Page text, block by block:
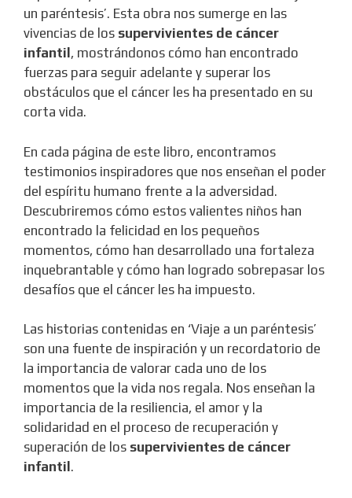
un paréntesis’. Esta obra nos sumerge en las
vivencias de los supervivientes de cáncer
infantil , mostrándonos cómo han encontrado
fuerzas para seguir adelante y superar los
obstáculos que el cáncer les ha presentado en su
corta vida.
En cada página de este libro, encontramos
testimonios inspiradores que nos enseñan el poder
del espíritu humano frente a la adversidad.
Descubriremos cómo estos valientes niños han
encontrado la felicidad en los pequeños
momentos, cómo han desarrollado una fortaleza
inquebrantable y cómo han logrado sobrepasar los
desafíos que el cáncer les ha impuesto.
Las historias contenidas en ‘Viaje a un paréntesis’
son una fuente de inspiración y un recordatorio de
la importancia de valorar cada uno de los
momentos que la vida nos regala. Nos enseñan la
importancia de la resiliencia, el amor y la
solidaridad en el proceso de recuperación y
superación de los supervivientes de cáncer
infantil .